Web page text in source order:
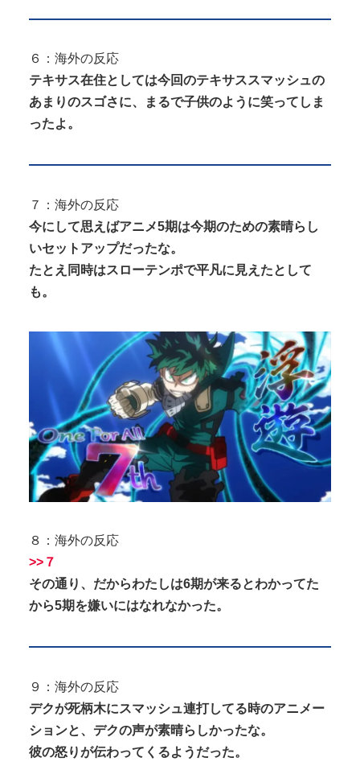
６：海外の反応
テキサス在住としては今回のテキサススマッシュの
あまりのスゴさに、まるで子供のように笑ってしま
ったよ。
７：海外の反応
今にして思えばアニメ5期は今期のための素晴らし
いセットアップだったな。
たとえ同時はスローテンポで平凡に見えたとして
も。
８：海外の反応
>>７
その通り、だからわたしは6期が来るとわかってた
から5期を嫌いにはなれなかった。
９：海外の反応
デクが死柄木にスマッシュ連打してる時のアニメー
ションと、デクの声が素晴らしかったな。
彼の怒りが伝わってくるようだった。